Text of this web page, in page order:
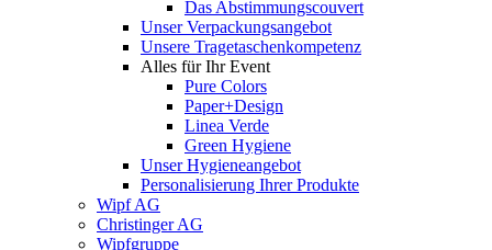
Das Abstimmungscouvert
Unser Verpackungsangebot
Unsere Tragetaschenkompetenz
Alles für Ihr Event
Pure Colors
Paper+Design
Linea Verde
Green Hygiene
Unser Hygieneangebot
Personalisierung Ihrer Produkte
Wipf AG
Christinger AG
Wipfgruppe